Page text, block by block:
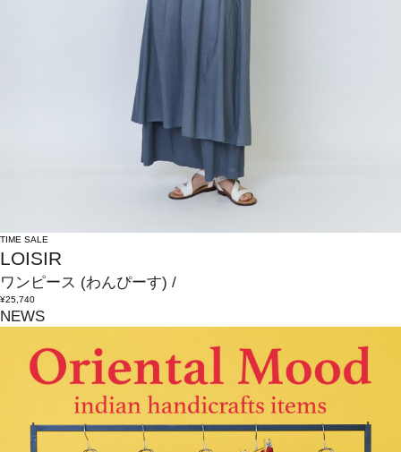
TIME SALE
LOISIR
ワンピース (わんぴーす) /
¥25,740
NEWS